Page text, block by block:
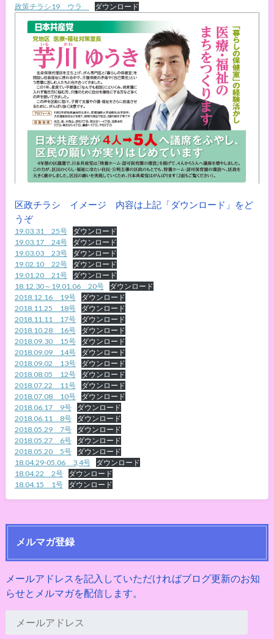
政策チラシ19 ウラ
ダウンロード
区政チラシ イメージ 内容は上記「ダウンロード」をど
うぞ
19.03.31 25号
ダウンロード
19.03.17 24号
ダウンロード
19.03.03 23号
ダウンロード
19.02.10 22号
ダウンロード
19.01.20 21号
ダウンロード
18.12.30～19.01.06 20号
ダウンロード
2018.12.16 19号
ダウンロード
2018.11.25 18号
ダウンロード
2018.11.11 17号
ダウンロード
2018.10.28 16号
ダウンロード
2018.09.30 15号
ダウンロード
2018.09.09 14号
ダウンロード
2018.09.02 13号
ダウンロード
2018.08.05 12号
ダウンロード
2018.07.22 11号
ダウンロード
2018.07.08 10号
ダウンロード
2018.06.17 9号
ダウンロード
2018.06.11 8号
ダウンロード
2018.05.29 7号
ダウンロード
2018.05.27 6号
ダウンロード
2018.05.20 5号
ダウンロード
18.04.29-05.06 3,4号
ダウンロード
18.04.22 2号
ダウンロード
18.04.15 1号
ダウンロード
メルマガ登録
メールアドレスを記入していただければブログ更新のお知
らせとメルマガを配信します。
ー